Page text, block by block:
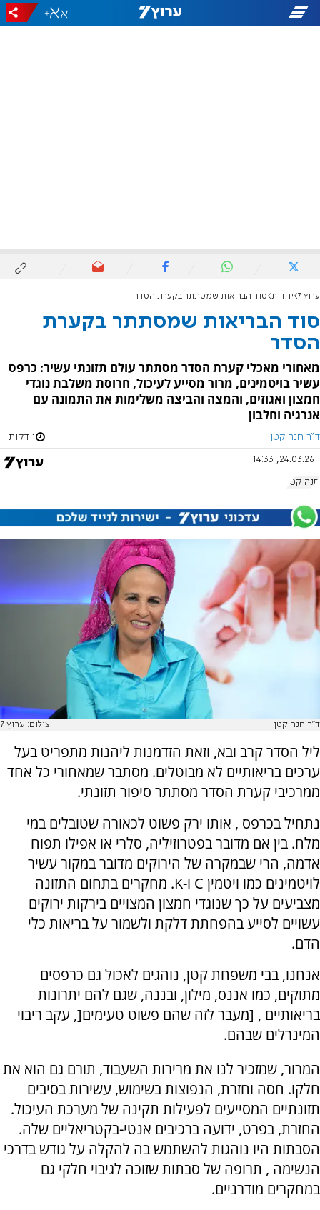
-
+
ערוץ 7 יהדות סוד הבריאות שמסתתר בקערת הסדר
סוד הבריאות שמסתתר בקערת
הסדר
מאחורי מאכלי קערת הסדר מסתתר עולם תזונתי עשיר: כרפס
עשיר בויטמינים, מרור מסייע לעיכול, חרוסת משלבת נוגדי
חמצון ואגוזים, והמצה והביצה משלימות את התמונה עם
אנרגיה וחלבון
ד"ר חנה קטן 1 דקות
24.03.26, 14:33
חנה קטן
ד"ר חנה קטן צילום: ערוץ 7
ליל הסדר קרב ובא, וזאת הזדמנות ליהנות מתפריט בעל
ערכים בריאותיים לא מבוטלים. מסתבר שמאחורי כל אחד
ממרכיבי קערת הסדר מסתתר סיפור תזונתי.
נתחיל בכרפס , אותו ירק פשוט לכאורה שטובלים במי
מלח. בין אם מדובר בפטרוזיליה, סלרי או אפילו תפוח
אדמה, הרי שבמקרה של הירוקים מדובר במקור עשיר
לויטמינים כמו ויטמין C ו-K. מחקרים בתחום התזונה
מצביעים על כך שנוגדי חמצון המצויים בירקות ירוקים
עשויים לסייע בהפחתת דלקת ולשמור על בריאות כלי
הדם.
אנחנו, בבי משפחת קטן, נוהגים לאכול גם כרפסים
מתוקים, כמו אננס, מילון, ובננה, שגם להם יתרונות
בריאותיים , [מעבר לזה שהם פשוט טעימים[, עקב ריבוי
המינרלים שבהם.
המרור, שמזכיר לנו את מרירות השעבוד, תורם גם הוא את
חלקו. חסה וחזרת, הנפוצות בשימוש, עשירות בסיבים
תזונתיים המסייעים לפעילות תקינה של מערכת העיכול.
החזרת, בפרט, ידועה ברכיבים אנטי-בקטריאליים שלה.
הסבתות היו נוהגות להשתמש בה להקלה על גודש בדרכי
הנשימה , תרופה של סבתות שזוכה לגיבוי חלקי גם
במחקרים מודרניים.